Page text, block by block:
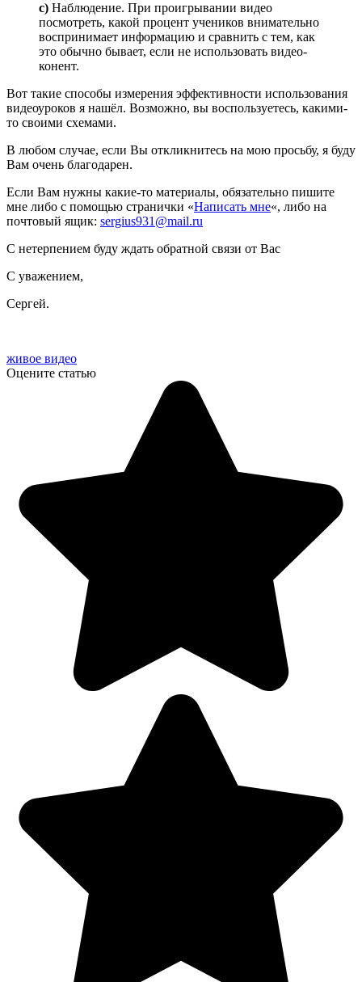
c) Наблюдение. При проигрывании видео
посмотреть, какой процент учеников внимательно
воспринимает информацию и сравнить с тем, как
это обычно бывает, если не использовать видео-
конент.
Вот такие способы измерения эффективности использования
видеоуроков я нашёл. Возможно, вы воспользуетесь, какими-
то своими схемами.
В любом случае, если Вы откликнитесь на мою просьбу, я буду
Вам очень благодарен.
Если Вам нужны какие-то материалы, обязательно пишите
мне либо с помощью странички «Написать мне«, либо на
почтовый ящик: sergius931@mail.ru
С нетерпением буду ждать обратной связи от Вас
С уважением,
Сергей.
живое видео
Оцените статью